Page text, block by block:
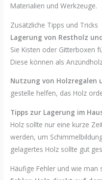
Materialien und Werkzeuge.
Zusätzliche Tipps und Tricks
Lagerung von Restholz
Sie Kisten oder Gitterboxen
Diese können als
Nutzung von Holzregalen
gestelle helfen, das Holz
Tipps zur Lagerung im
Holz sollte nur eine kurze
werden, um
gelagertes Holz sollte gut
Häufige Fehler und wie man